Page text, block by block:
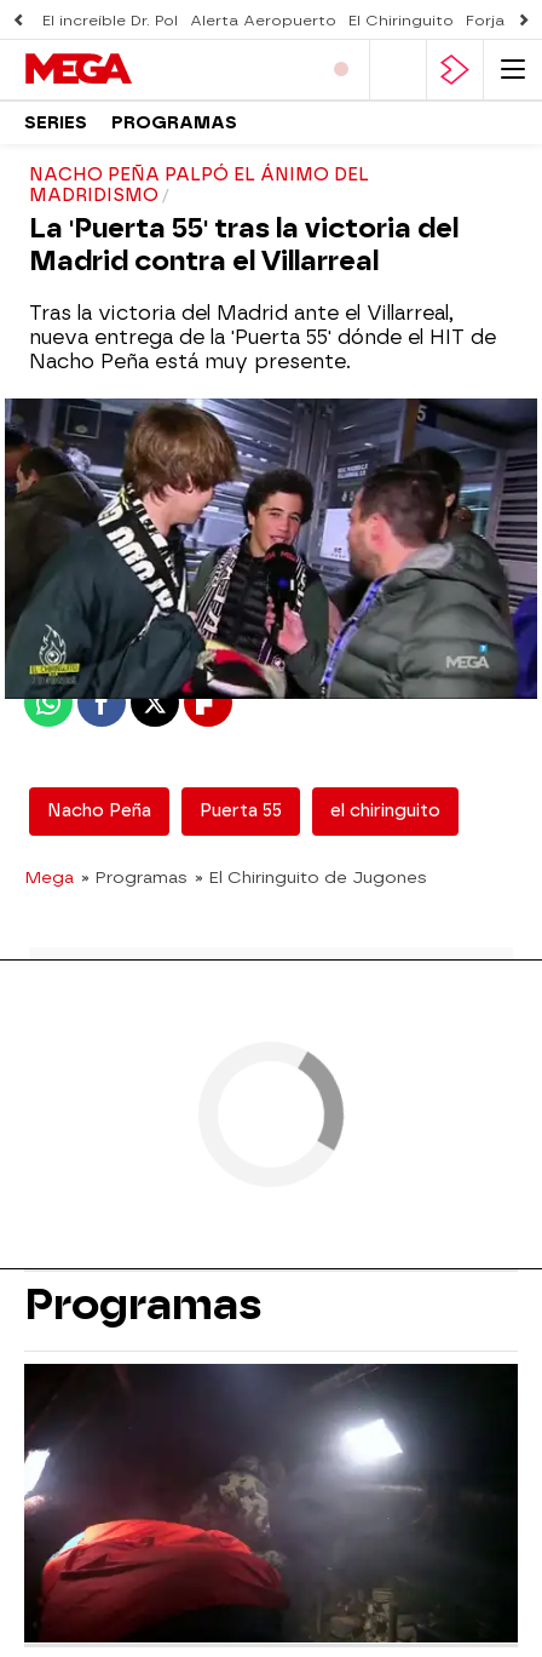
El increíble Dr. Pol Alerta Aeropuerto El Chiringuito Forjado
SERIES PROGRAMAS
NACHO PEÑA PALPÓ EL ÁNIMO DEL
MADRIDISMO
La 'Puerta 55' tras la victoria del
Madrid contra el Villarreal
Tras la victoria del Madrid ante el Villarreal,
nueva entrega de la 'Puerta 55' dónde el HIT de
Nacho Peña está muy presente.
mega
Madrid
Publicado:12 de febrero de 2018, 13:03
WhatsappFacebook
X Flipboard
Nacho Peña Puerta 55 el chiringuito
Mega » Programas » El Chiringuito de Jugones
Programas